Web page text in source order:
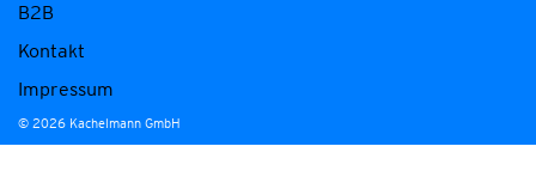
B2B
Kontakt
Impressum
© 2026 Kachelmann GmbH